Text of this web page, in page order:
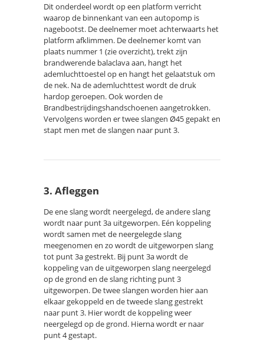
Dit onderdeel wordt op een platform verricht
waarop de binnenkant van een autopomp is
nagebootst. De deelnemer moet achterwaarts het
platform afklimmen. De deelnemer komt van
plaats nummer 1 (zie overzicht), trekt zijn
brandwerende balaclava aan, hangt het
ademluchttoestel op en hangt het gelaatstuk om
de nek. Na de ademluchttest wordt de druk
hardop geroepen. Ook worden de
Brandbestrijdingshandschoenen aangetrokken.
Vervolgens worden er twee slangen Ø45 gepakt en
stapt men met de slangen naar punt 3.
3. Afleggen
De ene slang wordt neergelegd, de andere slang
wordt naar punt 3a uitgeworpen. Eén koppeling
wordt samen met de neergelegde slang
meegenomen en zo wordt de uitgeworpen slang
tot punt 3a gestrekt. Bij punt 3a wordt de
koppeling van de uitgeworpen slang neergelegd
op de grond en de slang richting punt 3
uitgeworpen. De twee slangen worden hier aan
elkaar gekoppeld en de tweede slang gestrekt
naar punt 3. Hier wordt de koppeling weer
neergelegd op de grond. Hierna wordt er naar
punt 4 gestapt.